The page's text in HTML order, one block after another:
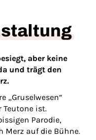
aber keine
und trägt den
„Gruselwesen“
Teutone ist.
Parodie,
Merz auf die Bühne.